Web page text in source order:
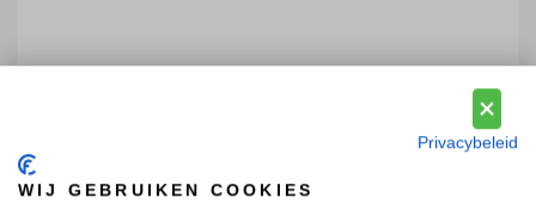
Privacybeleid
WIJ GEBRUIKEN COOKIES